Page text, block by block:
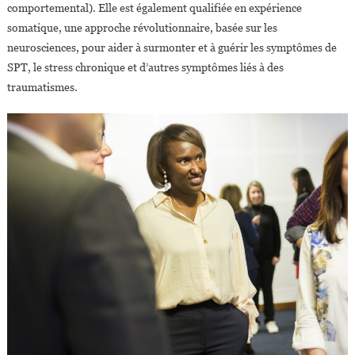
comportemental). Elle est également qualifiée en expérience
somatique, une approche révolutionnaire, basée sur les
neurosciences, pour aider à surmonter et à guérir les symptômes de
SPT, le stress chronique et d’autres symptômes liés à des
traumatismes.